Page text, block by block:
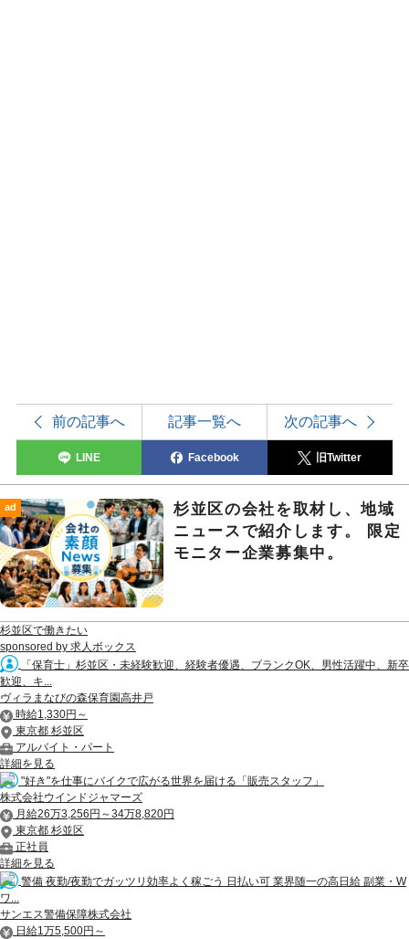
前の記事へ 記事一覧へ 次の記事へ
LINE Facebook 旧Twitter
ad
杉並区の会社を取材し、地域
ニュースで紹介します。 限定
モニター企業募集中。
杉並区で働きたい
sponsored by 求人ボックス
「保育士」杉並区・未経験歓迎、経験者優遇、ブランクOK、男性活躍中、新卒
歓迎、キ...
ヴィラまなびの森保育園高井戸
時給1,330円～
東京都 杉並区
アルバイト・パート
詳細を見る
"好き"を仕事にバイクで広がる世界を届ける「販売スタッフ」
株式会社ウインドジャマーズ
月給26万3,256円～34万8,820円
東京都 杉並区
正社員
詳細を見る
警備 夜勤/夜勤でガッツリ効率よく稼ごう 日払い可 業界随一の高日給 副業・W
ワ...
サンエス警備保障株式会社
日給1万5,500円～